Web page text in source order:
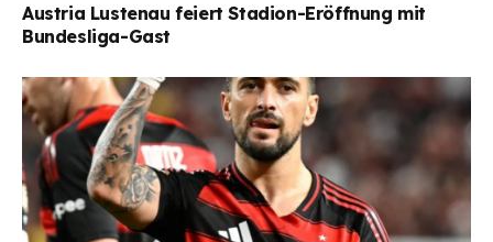
Austria Lustenau feiert Stadion-Eröffnung mit
Bundesliga-Gast